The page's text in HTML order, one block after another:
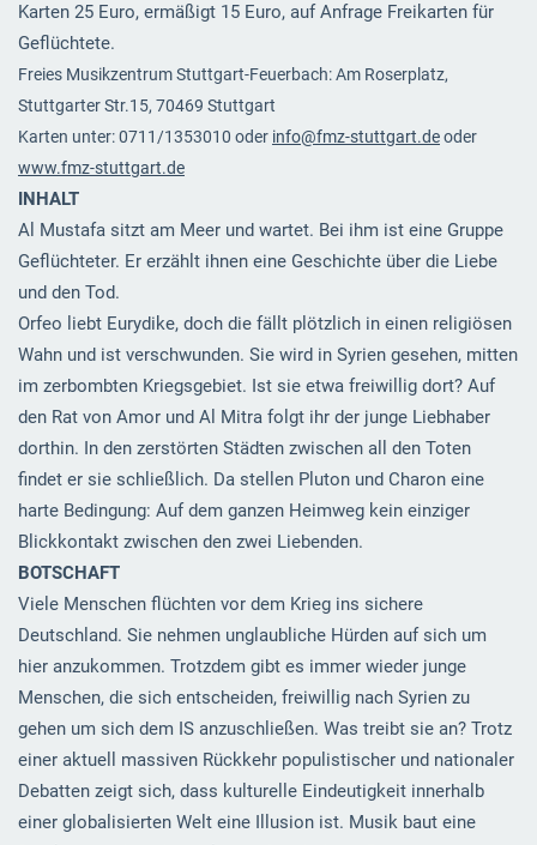
Karten 25 Euro, ermäßigt 15 Euro, auf Anfrage Freikarten für
Geflüchtete.
Freies Musikzentrum Stuttgart-Feuerbach: Am Roserplatz,
Stuttgarter Str.15, 70469 Stuttgart
Karten unter: 0711/1353010 oder info@fmz-stuttgart.deoder
www.fmz-stuttgart.de
INHALT
Al Mustafa sitzt am Meer und wartet. Bei ihm ist eine Gruppe
Geflüchteter. Er erzählt ihnen eine Geschichte über die Liebe
und den Tod.
Orfeo liebt Eurydike, doch die fällt plötzlich in einen religiösen
Wahn und ist verschwunden. Sie wird in Syrien gesehen, mitten
im zerbombten Kriegsgebiet. Ist sie etwa freiwillig dort? Auf
den Rat von Amor und Al Mitra folgt ihr der junge Liebhaber
dorthin. In den zerstörten Städten zwischen all den Toten
findet er sie schließlich. Da stellen Pluton und Charon eine
harte Bedingung: Auf dem ganzen Heimweg kein einziger
Blickkontakt zwischen den zwei Liebenden.
BOTSCHAFT
Viele Menschen flüchten vor dem Krieg ins sichere
Deutschland. Sie nehmen unglaubliche Hürden auf sich um
hier anzukommen. Trotzdem gibt es immer wieder junge
Menschen, die sich entscheiden, freiwillig nach Syrien zu
gehen um sich dem IS anzuschließen. Was treibt sie an? Trotz
einer aktuell massiven Rückkehr populistischer und nationaler
Debatten zeigt sich, dass kulturelle Eindeutigkeit innerhalb
einer globalisierten Welt eine Illusion ist. Musik baut eine